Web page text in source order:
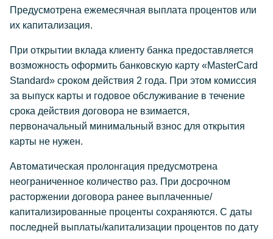
Предусмотрена ежемесячная выплата процентов или
их капитализация.
При открытии вклада клиенту банка предоставляется
возможность оформить банковскую карту «MasterCard
Standard» сроком действия 2 года. При этом комиссия
за выпуск карты и годовое обслуживание в течение
срока действия договора не взимается,
первоначальный минимальный взнос для открытия
карты не нужен.
Автоматическая пролонгация предусмотрена
неограниченное количество раз. При досрочном
расторжении договора ранее выплаченные/
капитализированные проценты сохраняются. С даты
последней выплаты/капитализации процентов по дату